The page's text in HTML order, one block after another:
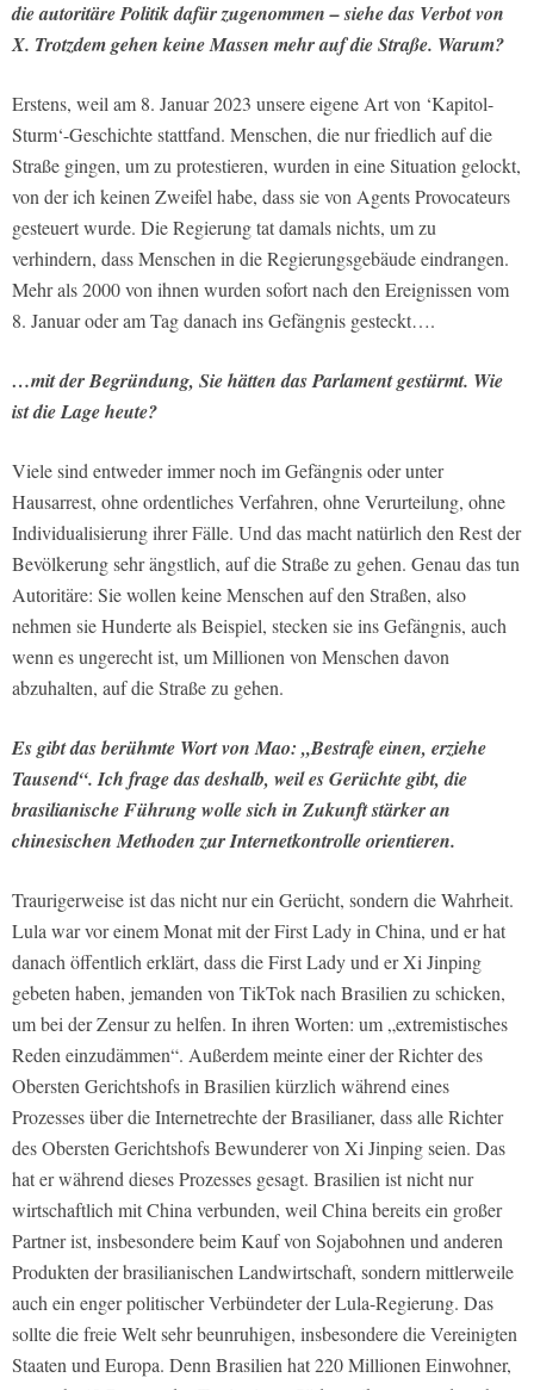
die autoritäre Politik dafür zugenommen – siehe das Verbot von
X. Trotzdem gehen keine Massen mehr auf die Straße. Warum?
Erstens, weil am 8. Januar 2023 unsere eigene Art von ‘Kapitol-
Sturm‘-Geschichte stattfand. Menschen, die nur friedlich auf die
Straße gingen, um zu protestieren, wurden in eine Situation gelockt,
von der ich keinen Zweifel habe, dass sie von Agents Provocateurs
gesteuert wurde. Die Regierung tat damals nichts, um zu
verhindern, dass Menschen in die Regierungsgebäude eindrangen.
Mehr als 2000 von ihnen wurden sofort nach den Ereignissen vom
8. Januar oder am Tag danach ins Gefängnis gesteckt….
…mit der Begründung, Sie hätten das Parlament gestürmt. Wie
ist die Lage heute?
Viele sind entweder immer noch im Gefängnis oder unter
Hausarrest, ohne ordentliches Verfahren, ohne Verurteilung, ohne
Individualisierung ihrer Fälle. Und das macht natürlich den Rest der
Bevölkerung sehr ängstlich, auf die Straße zu gehen. Genau das tun
Autoritäre: Sie wollen keine Menschen auf den Straßen, also
nehmen sie Hunderte als Beispiel, stecken sie ins Gefängnis, auch
wenn es ungerecht ist, um Millionen von Menschen davon
abzuhalten, auf die Straße zu gehen.
Es gibt das berühmte Wort von Mao: „Bestrafe einen, erziehe
Tausend“. Ich frage das deshalb, weil es Gerüchte gibt, die
brasilianische Führung wolle sich in Zukunft stärker an
chinesischen Methoden zur Internetkontrolle orientieren.
Traurigerweise ist das nicht nur ein Gerücht, sondern die Wahrheit.
Lula war vor einem Monat mit der First Lady in China, und er hat
danach öffentlich erklärt, dass die First Lady und er Xi Jinping
gebeten haben, jemanden von TikTok nach Brasilien zu schicken,
um bei der Zensur zu helfen. In ihren Worten: um „extremistisches
Reden einzudämmen“. Außerdem meinte einer der Richter des
Obersten Gerichtshofs in Brasilien kürzlich während eines
Prozesses über die Internetrechte der Brasilianer, dass alle Richter
des Obersten Gerichtshofs Bewunderer von Xi Jinping seien. Das
hat er während dieses Prozesses gesagt. Brasilien ist nicht nur
wirtschaftlich mit China verbunden, weil China bereits ein großer
Partner ist, insbesondere beim Kauf von Sojabohnen und anderen
Produkten der brasilianischen Landwirtschaft, sondern mittlerweile
auch ein enger politischer Verbündeter der Lula-Regierung. Das
sollte die freie Welt sehr beunruhigen, insbesondere die Vereinigten
Staaten und Europa. Denn Brasilien hat 220 Millionen Einwohner,